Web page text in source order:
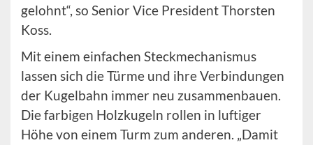
gelohnt“, so Senior Vice President Thorsten
Koss.
Mit einem einfachen Steckmechanismus
lassen sich die Türme und ihre Verbindungen
der Kugelbahn immer neu zusammenbauen.
Die farbigen Holzkugeln rollen in luftiger
Höhe von einem Turm zum anderen. „Damit